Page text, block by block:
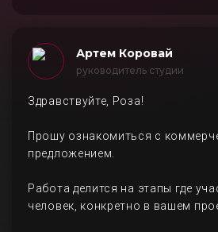
Артем Коровай
руководитель студии
Здравствуйте, Роза!
Прошу ознакомиться с
предложением.
Работа делится на этапы где
человек, конкретно в вашем